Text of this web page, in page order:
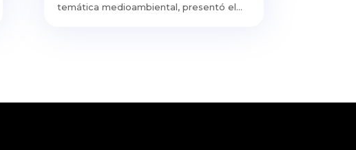
temática medioambiental, presentó el...